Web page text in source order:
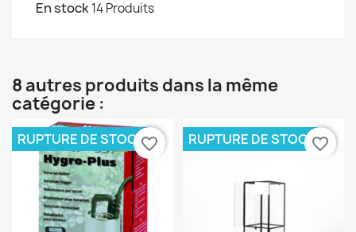
En stock14 Produits
8 autres produits dans la même
catégorie :
RUPTURE DE STOCKfavorite_border RUPTURE DE STOCKfavorite_border